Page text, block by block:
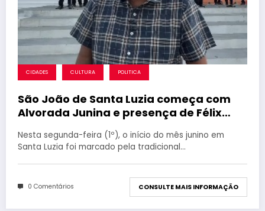
CIDADES CULTURA POLITICA
São João de Santa Luzia começa com
Alvorada Junina e presença de Félix
Nesta segunda-feira (1º), o início do mês junino em
Santa Luzia foi marcado pela tradicional…
0 Comentários CONSULTE MAIS INFORMAÇÃO